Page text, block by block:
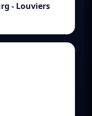
- Louviers